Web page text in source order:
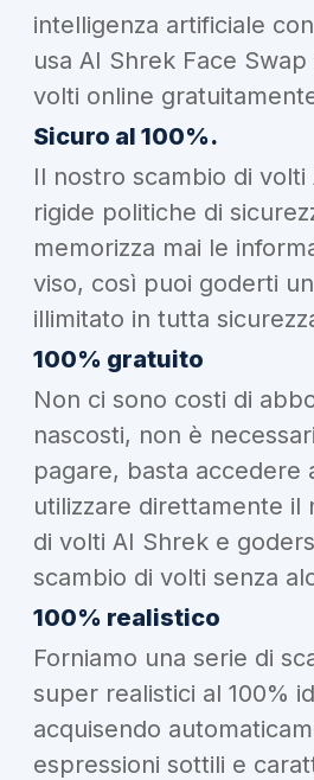
intelligenza artificiale
usa AI Shrek Face
volti online
Sicuro al 100%.
Il nostro scambio di volti
rigide politiche di
memorizza mai le
viso, così puoi goderti
illimitato in tutta
100% gratuito
Non ci sono costi di
nascosti, non è
pagare, basta accedere
utilizzare direttamente il
di volti AI Shrek e
scambio di volti senza
100% realistico
Forniamo una serie di
super realistici al 100%
acquisendo
espressioni sottili e